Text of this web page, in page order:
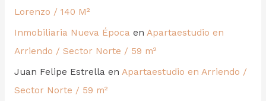
Lorenzo / 140 M²
Inmobiliaria Nueva Época en Apartaestudio en
Arriendo / Sector Norte / 59 m²
Juan Felipe Estrellaen Apartaestudio en Arriendo /
Sector Norte / 59 m²